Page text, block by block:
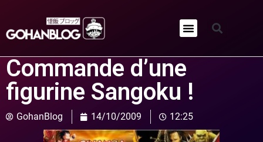
Commande d’une
figurine Sangoku !
GohanBlog 14/10/2009 12:25